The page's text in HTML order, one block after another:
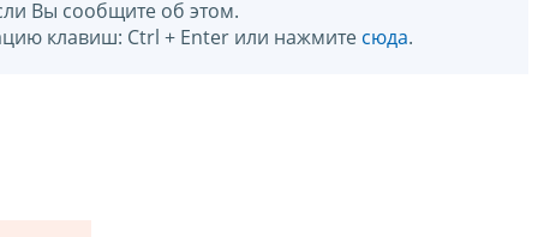
Вы сообщите об этом.
клавиш: Ctrl + Enter или нажмите сюда.